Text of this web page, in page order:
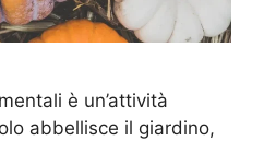
è un’attività
abbellisce il giardino,